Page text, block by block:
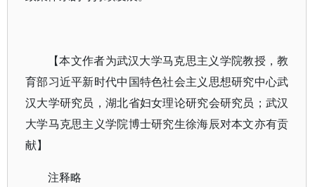
【本文作者为武汉大学马克思主义学院教授，教
育部习近平新时代中国特色社会主义思想研究中心武
汉大学研究员，湖北省妇女理论研究会研究员；武汉
大学马克思主义学院博士研究生徐海辰对本文亦有贡
献】
注释略